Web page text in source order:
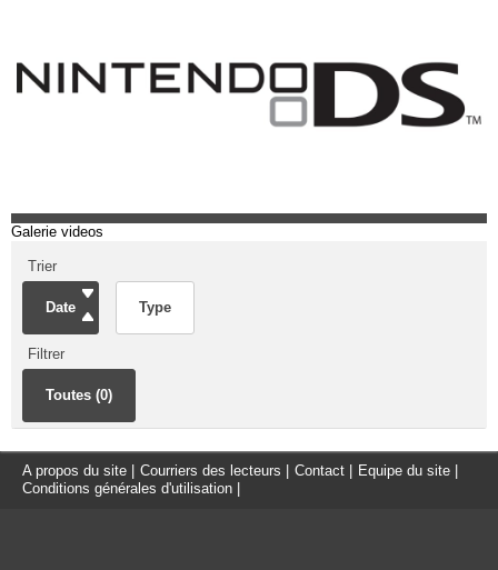
Galerie videos
Trier
Date Type
Filtrer
Toutes (0)
A propos du site Courriers des lecteurs Contact Equipe du site
Conditions générales d'utilisation